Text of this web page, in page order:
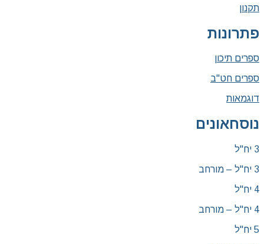
תקנון
פתרונות
ספרים תיכון
ספרים חט"ב
דוגמאות
נוסחאונים
3 יח"ל
3 יח"ל – מורחב
4 יח"ל
4 יח"ל – מורחב
5 יח"ל